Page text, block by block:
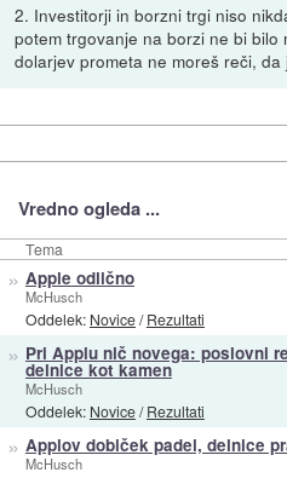
2. Investitorji in borzni trgi niso
potem trgovanje na borzi ne bi bilo
dolarjev prometa ne moreš reči,
Vredno ogleda ...
Tema
» Apple odlično
McHusch
Oddelek: Novice/Rezultati
» Pri Applu nič novega: poslovni
delnice kot kamen
McHusch
Oddelek: Novice/Rezultati
» Applov dobiček padel, delnice
McHusch